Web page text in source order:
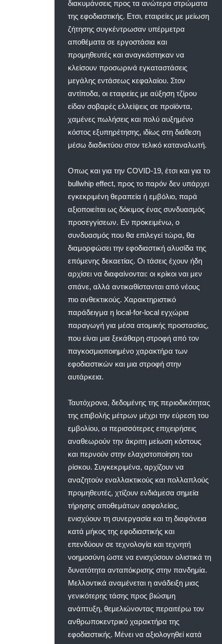
διακυμάνσεις προς τα ανώτερα στρώματα
της εφοδιαστικής. Ετσι, εταιρείες με μείωση
ζήτησης συγκέντρωσαν υπέρμετρα
αποθέματα σε εργοστάσια και
προμηθευτές και αναγκάστηκαν να
κλείσουν προσωρινά εγκαταστάσεις
μεγάλης εντάσεως κεφαλαίου. Στον
αντίποδα, οι εταιρείες με αύξηση τζίρου
είδαν σοβαρές ελλείψεις σε προϊόντα,
χαμένες πωλήσεις και πολύ αυξημένο
κόστος εξυπηρέτησης, ιδίως στη διάθεση
μέσω διαδικτύου στον τελικό καταναλωτή.
Οπως και για την COVID-19, έτσι και για το
bullwhip effect, προς το παρόν δεν υπάρχει
εγκεκριμένη θεραπεία ή εμβόλιο, παρά
αξιοποιείται ως δόκιμος ένας συνδυασμός
προσεγγίσεων. Εν προκειμένω, ο
συνδυασμός που θα επιλεγεί τώρα, θα
διαμορφώσει την εφοδιαστική αλυσίδα της
επόμενης δεκαετίας. Οι τάσεις έχουν ήδη
αρχίσει να διαφαίνονται: οι κρίκοι ναι μεν
σπάνε, αλλά αντικαθίστανται από νέους
πιο ανθεκτικούς. Χαρακτηριστικό
παράδειγμα η local-for-local εγχώρια
παραγωγή για μέσα ατομικής προστασίας,
που είναι μια ξεκάθαρη στροφή από τον
παγκοσμιοποιημένο χαρακτήρα των
εφοδιαστικών και μια στροφή στην
αυτάρκεια.
Ταυτόχρονα, δεδομένης της περιοδικότητας
της επιβολής μέτρων μέχρι την εύρεση του
εμβολίου, οι περισσότερες επιχειρήσεις
αναθεωρούν την άκριτη μείωση κόστους
και περνούν στην ελαχιστοποίηση του
ρίσκου. Συγκεκριμένα, αρχίζουν να
αναζητούν εναλλακτικούς και πολλαπλούς
προμηθευτές, χτίζουν ενδιάμεσα σημεία
τήρησης αποθεμάτων ασφαλείας,
ενισχύουν τη συνεργασία και τη διαφάνεια
κατά μήκος της εφοδιαστικής και
επενδύουν σε τεχνολογία και τεχνητή
νοημοσύνη ώστε να ενισχύσουν ολιστικά τη
δυνατότητα ανταπόκρισης στην πανδημία.
Μελλοντικά αναμένεται η ανάδειξη μιας
γενικότερης τάσης προς βιώσιμη
ανάπτυξη, θεμελιώνοντας περαιτέρω τον
ανθρωποκεντρικό χαρακτήρα της
εφοδιαστικής. Μένει να αξιολογηθεί κατά